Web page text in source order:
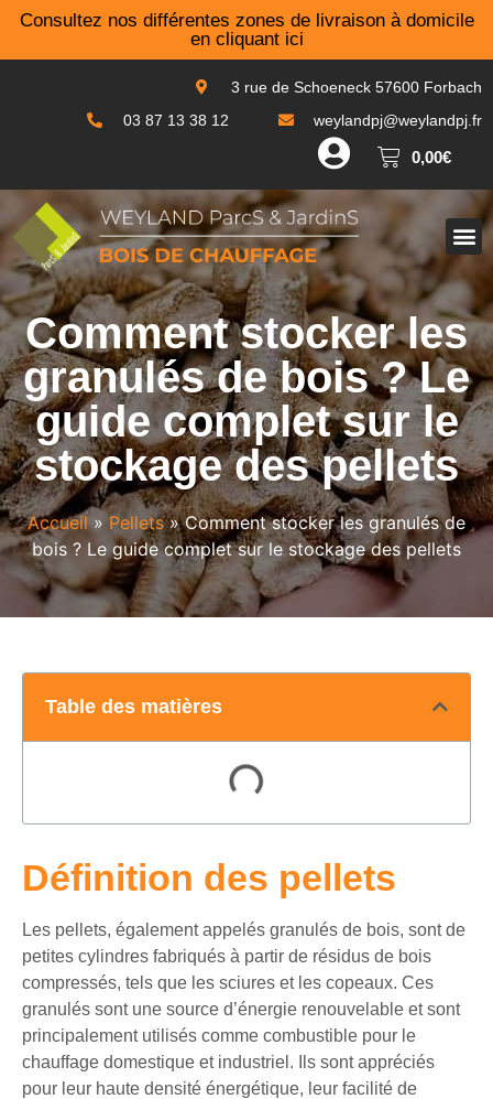
Consultez nos différentes zones de livraison à domicile
en cliquant ici
3 rue de Schoeneck 57600 Forbach
03 87 13 38 12
weylandpj@weylandpj.fr
0,00€
Comment stocker les
granulés de bois ? Le
guide complet sur le
stockage des pellets
Accueil » Pellets »Comment stocker les granulés de
bois ? Le guide complet sur le stockage des pellets
Table des matières
Définition des pellets
Les pellets, également appelés granulés de bois, sont de
petites cylindres fabriqués à partir de résidus de bois
compressés, tels que les sciures et les copeaux. Ces
granulés sont une source d’énergie renouvelable et sont
principalement utilisés comme combustible pour le
chauffage domestique et industriel. Ils sont appréciés
pour leur haute densité énergétique, leur facilité de